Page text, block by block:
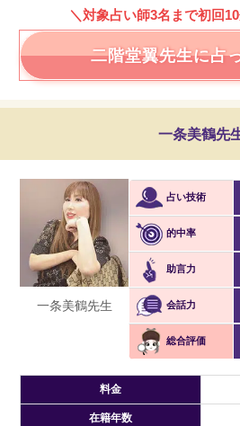
＼対象占い師3名まで初回
二階堂翼先生に占
一条美鶴先
一条美鶴先生
占い技術
的中率
助言力
会話力
総合評価
料金
在籍年数